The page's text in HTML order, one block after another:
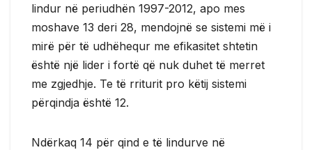
lindur në periudhën 1997-2012, apo mes
moshave 13 deri 28, mendojnë se sistemi më i
mirë për të udhëhequr me efikasitet shtetin
është një lider i fortë që nuk duhet të merret
me zgjedhje. Te të rriturit pro këtij sistemi
përqindja është 12.
Ndërkaq 14 për qind e të lindurve në